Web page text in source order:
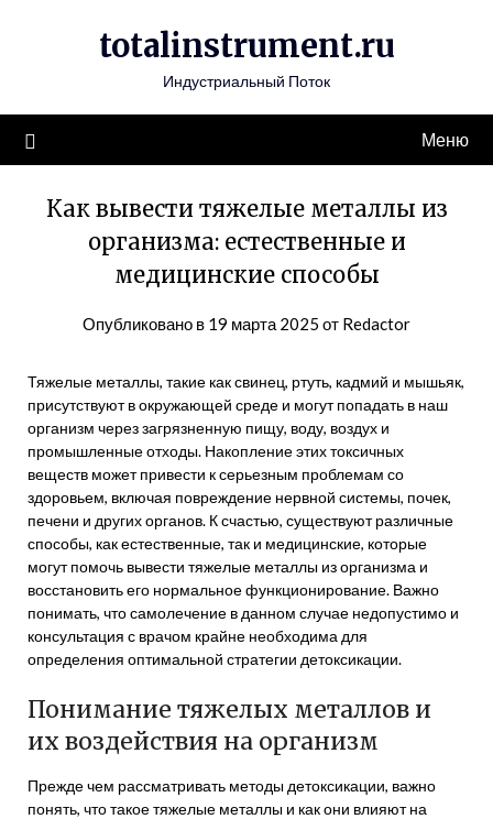
totalinstrument.ru
Индустриальный Поток
Меню
Как вывести тяжелые металлы из
организма: естественные и
медицинские способы
Опубликовано в 19 марта 2025 от Redactor
Тяжелые металлы, такие как свинец, ртуть, кадмий и мышьяк,
присутствуют в окружающей среде и могут попадать в наш
организм через загрязненную пищу, воду, воздух и
промышленные отходы. Накопление этих токсичных
веществ может привести к серьезным проблемам со
здоровьем, включая повреждение нервной системы, почек,
печени и других органов. К счастью, существуют различные
способы, как естественные, так и медицинские, которые
могут помочь вывести тяжелые металлы из организма и
восстановить его нормальное функционирование. Важно
понимать, что самолечение в данном случае недопустимо и
консультация с врачом крайне необходима для
определения оптимальной стратегии детоксикации.
Понимание тяжелых металлов и
их воздействия на организм
Прежде чем рассматривать методы детоксикации, важно
понять, что такое тяжелые металлы и как они влияют на